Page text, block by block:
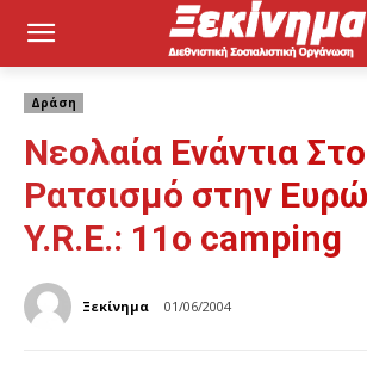
Δράση
Νεολαία Ενάντια Στο
Ρατσισμό στην
Y.R.E.: 11ο camping
Ξεκίνημα 01/06/2004